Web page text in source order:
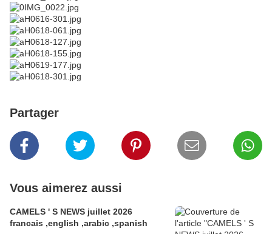
Partager
Vous aimerez aussi
CAMELS ' S NEWS juillet 2026
francais ,english ,arabic ,spanish